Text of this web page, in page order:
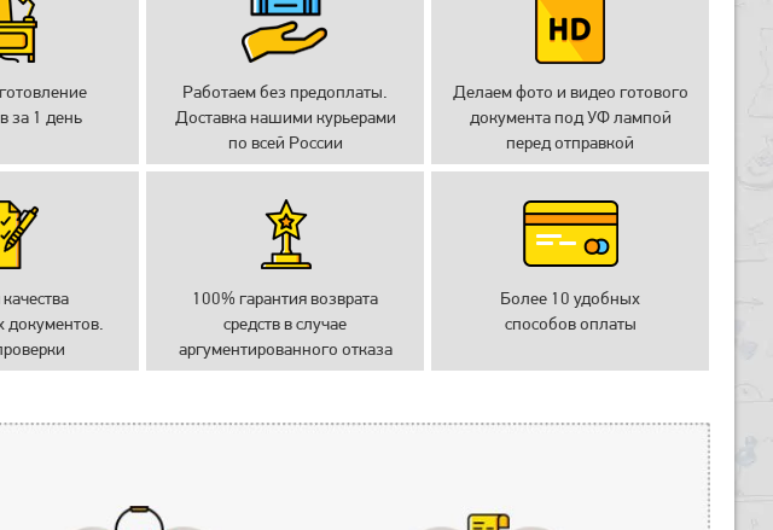
за 1 день
Работаем без предоплаты.
Доставка нашими курьерами
по всей России
Делаем фото и видео готового
документа под УФ лампой
перед отправкой
100% гарантия возврата
средств в случае
аргументированного отказа
Более 10 удобных
способов оплаты